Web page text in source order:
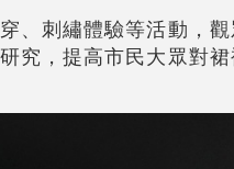
、刺繡體驗等活動，
究，提高市民大眾對